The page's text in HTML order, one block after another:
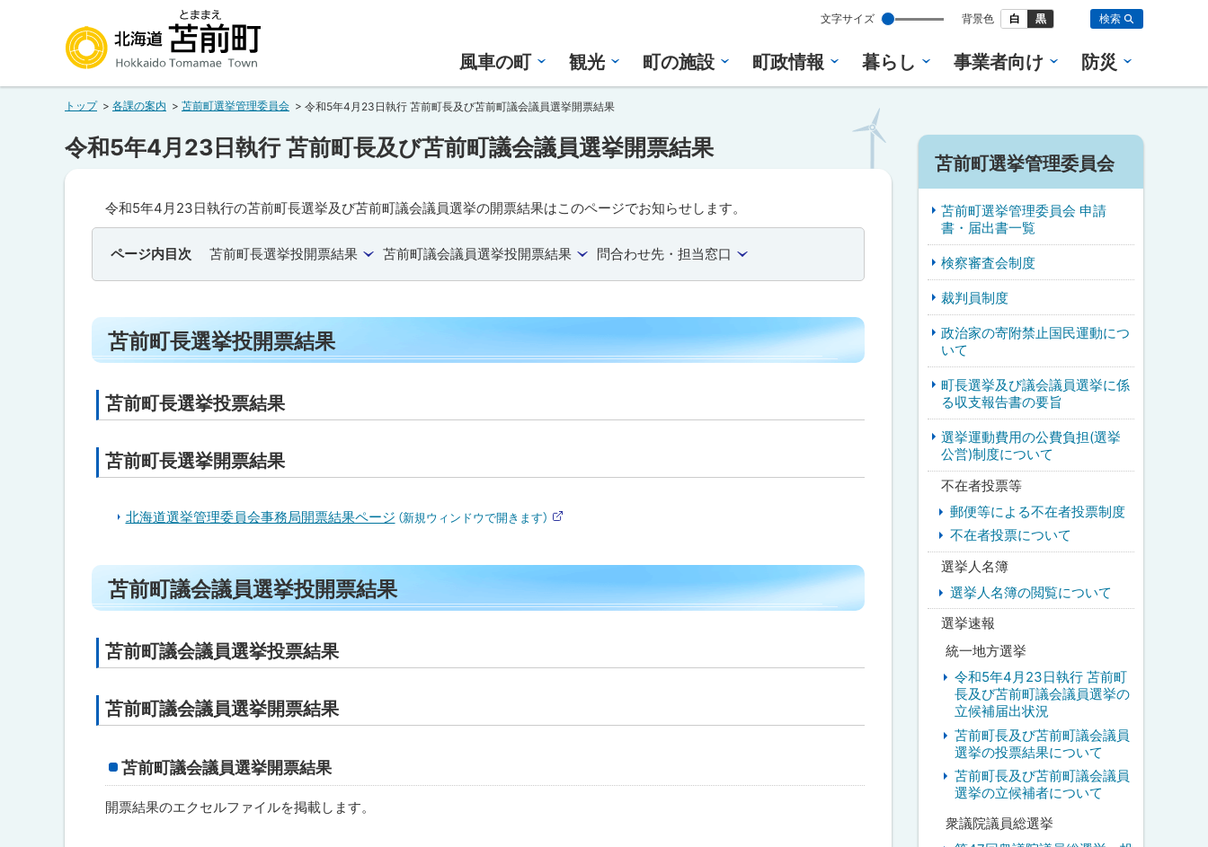
メ
北海道苫前町
Hokkaido Tomamae Town
設
定
文字サイズ 背景色 白 黒 検索
風車の町 観光 町の施設 町政情報 暮らし 事業者向け 防災
トップ 各課の案内 苫前町選挙管理委員会 令和5年4月23日執行 苫前町長及び苫前町議会議員選挙開票結果
令和5年4月23日執行 苫前町長及び苫前町議会議員選挙開票結果
令和5年4月23日執行の苫前町長選挙及び苫前町議会議員選挙の開票結果はこのページでお知らせします。
ページ内目次 苫前町長選挙投開票結果 苫前町議会議員選挙投開票結果 問合わせ先・担当窓口
苫前町長選挙投開票結果
苫前町長選挙投票結果
苫前町長選挙開票結果
北海道選挙管理委員会事務局開票結果ページ （新規ウィンドウで開きます）
イ
ト
ッ
プ
に
戻
苫前町議会議員選挙投開票結果
苫前町議会議員選挙投票結果
苫前町議会議員選挙開票結果
苫前町議会議員選挙開票結果
開票結果のエクセルファイルを掲載します。
サ
イ
ド
・
メ
ニ
ュ
苫前町選挙管理委員会
苫前町選挙管理委員会 申請
書・届出書一覧
検察審査会制度
裁判員制度
政治家の寄附禁止国民運動につ
いて
町長選挙及び議会議員選挙に係
る収支報告書の要旨
選挙運動費用の公費負担(選挙
公営)制度について
不在者投票等
郵便等による不在者投票制度
不在者投票について
選挙人名簿
選挙人名簿の閲覧について
選挙速報
統一地方選挙
令和5年4月23日執行 苫前町
長及び苫前町議会議員選挙の
立候補届出状況
苫前町長及び苫前町議会議員
選挙の投票結果について
苫前町長及び苫前町議会議員
選挙の立候補者について
衆議院議員総選挙
戻